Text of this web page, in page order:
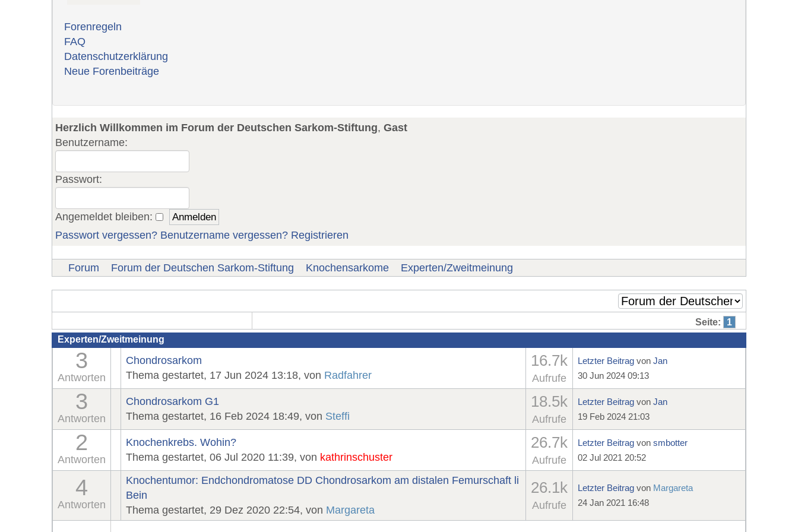
Forenregeln
FAQ
Datenschutzerklärung
Neue Forenbeiträge
Herzlich Willkommen im Forum der Deutschen Sarkom-Stiftung, Gast
Benutzername:
Passwort:
Angemeldet bleiben:
Passwort vergessen? Benutzername vergessen? Registrieren
Forum Forum der Deutschen Sarkom-Stiftung Knochensarkome Experten/Zweitmeinung
Seite:
1
Experten/Zweitmeinung
3
Antworten
Chondrosarkom
Thema gestartet, 17 Jun 2024 13:18, von Radfahrer
16.7k
Aufrufe
Letzter Beitrag von Jan
30 Jun 2024 09:13
3
Antworten
Chondrosarkom G1
Thema gestartet, 16 Feb 2024 18:49, von Steffi
18.5k
Aufrufe
Letzter Beitrag von Jan
19 Feb 2024 21:03
2
Antworten
Knochenkrebs. Wohin?
Thema gestartet, 06 Jul 2020 11:39, von kathrinschuster
26.7k
Aufrufe
Letzter Beitrag von smbotter
02 Jul 2021 20:52
4
Antworten
Knochentumor: Endchondromatose DD Chondrosarkom am distalen Femurschaft li
Bein
Thema gestartet, 29 Dez 2020 22:54, von Margareta
26.1k
Aufrufe
Letzter Beitrag von Margareta
24 Jan 2021 16:48